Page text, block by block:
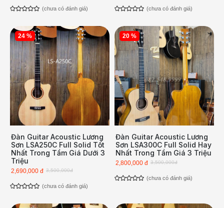
(chưa có đánh giá) (chưa có đánh giá)
24 %
Đàn Guitar Acoustic Lương
Sơn LSA250C Full Solid Tốt
Nhất Trong Tầm Giá Dưới 3
Triệu
3,500,000đ
2,690,000 đ
(chưa có đánh giá)
20 %
Đàn Guitar Acoustic Lương
Sơn LSA300C Full Solid Hay
Nhất Trong Tầm Giá 3 Triệu
3,500,000đ
2,800,000 đ
(chưa có đánh giá)